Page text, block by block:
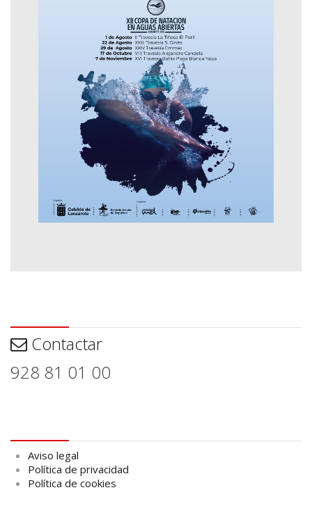
Contactar
928 81 01 00
Aviso legal
Política de privacidad
Política de cookies